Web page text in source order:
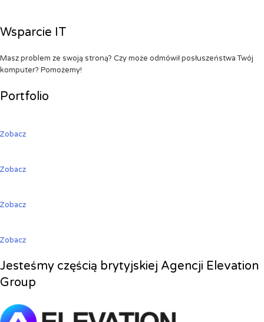
Wsparcie IT
Masz problem ze swoją stroną? Czy może odmówił posłuszeństwa Twój
komputer? Pomożemy!
Portfolio
Zobacz
Zobacz
Zobacz
Zobacz
Jesteśmy częścią brytyjskiej Agencji Elevation
Group